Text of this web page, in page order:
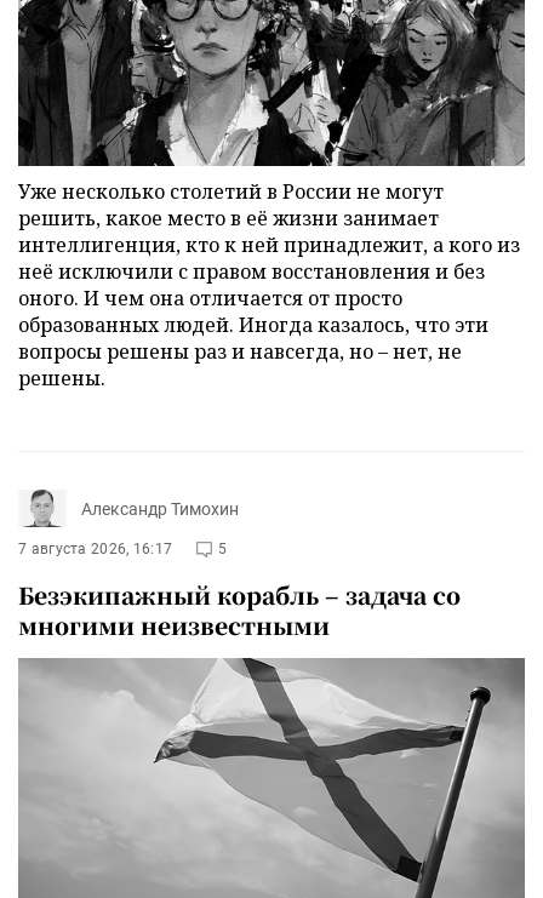
Уже несколько столетий в России не могут
решить, какое место в её жизни занимает
интеллигенция, кто к ней принадлежит, а кого из
неё исключили с правом восстановления и без
оного. И чем она отличается от просто
образованных людей. Иногда казалось, что эти
вопросы решены раз и навсегда, но – нет, не
решены.
Александр Тимохин
7 августа 2026, 16:17 5
Безэкипажный корабль – задача со
многими неизвестными